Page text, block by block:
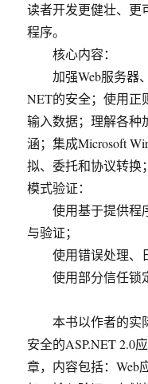
读者开发更健壮、更
程序。
核心内容：
加强Web服务器、
NET的安全；使用正
输入数据；理解各种
涵；集成Microsoft
拟、委托和协议转换
模式验证：
使用基于提供程
与验证；
使用错误处理、日
使用部分信任锁定
本书以作者的实
安全的ASP.NET 2.0
章，内容包括：Web